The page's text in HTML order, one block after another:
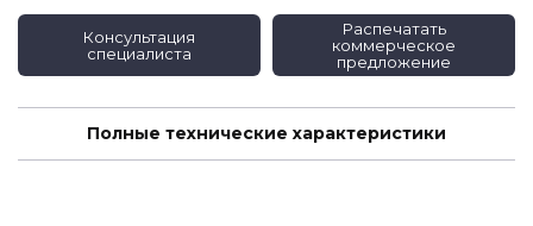
Консультация
специалиста
Распечатать
коммерческое
предложение
Полные технические характеристики